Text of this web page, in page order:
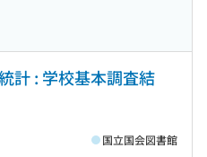
計 : 学校基本調査結
国立国会図書館